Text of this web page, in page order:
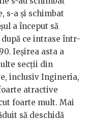
s-a și schimbat
a început să
ce intrase într-
Ieșirea asta a
secții din
inclusiv Ingineria,
atractive
foarte mult. Mai
să deschidă